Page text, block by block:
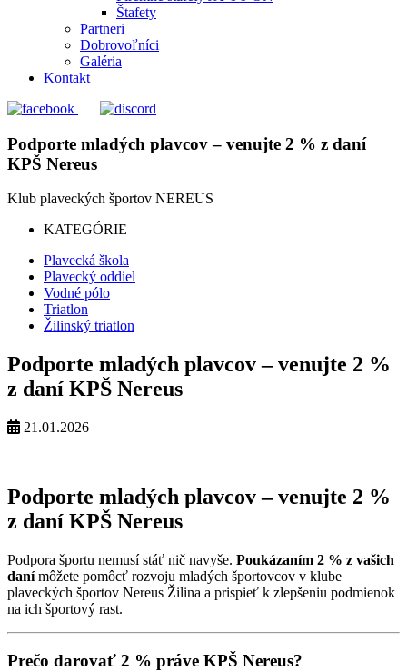
Štafety
Partneri
Dobrovoľníci
Galéria
Kontakt
Podporte mladých plavcov – venujte 2 % z daní
KPŠ Nereus
Klub plaveckých športov NEREUS
KATEGÓRIE
Plavecká škola
Plavecký oddiel
Vodné pólo
Triatlon
Žilinský triatlon
Podporte mladých plavcov – venujte 2 %
z daní KPŠ Nereus
21.01.2026
Podporte mladých plavcov – venujte 2 %
z daní KPŠ Nereus
Podpora športu nemusí stáť nič navyše. Poukázaním 2 % z vašich
danímôžete pomôcť rozvoju mladých športovcov v klube
plaveckých športov Nereus Žilina a prispieť k zlepšeniu podmienok
na ich športový rast.
Prečo darovať 2 % práve KPŠ Nereus?